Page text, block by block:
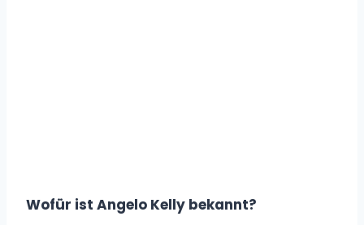
Wofür ist Angelo Kelly bekannt?